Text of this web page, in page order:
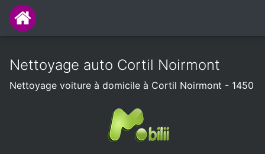
Nettoyage auto Cortil Noirmont
Nettoyage voiture à domicile à Cortil Noirmont - 1450